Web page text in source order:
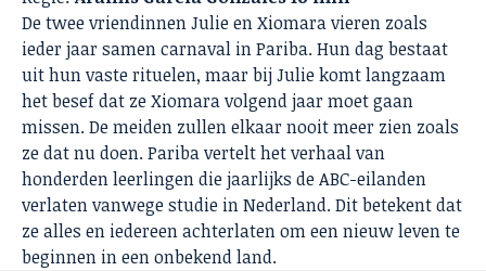
De twee vriendinnen Julie en Xiomara vieren zoals
ieder jaar samen carnaval in Pariba. Hun dag bestaat
uit hun vaste rituelen, maar bij Julie komt langzaam
het besef dat ze Xiomara volgend jaar moet gaan
missen. De meiden zullen elkaar nooit meer zien zoals
ze dat nu doen. Pariba vertelt het verhaal van
honderden leerlingen die jaarlijks de ABC-eilanden
verlaten vanwege studie in Nederland. Dit betekent dat
ze alles en iedereen achterlaten om een nieuw leven te
beginnen in een onbekend land.